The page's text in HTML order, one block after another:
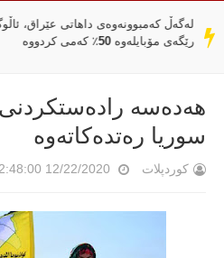
سەر
دێڕ
«پیانۆ» و فەلسەفەی
باختینی
هەدەسە
سوریا رەتدەكاتەوە
کوردپلات 12/22/2020 12:48:00 م